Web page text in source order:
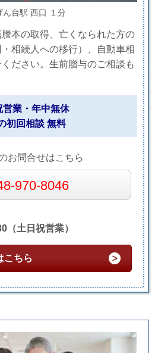
ん台駅 西口 １分
本の取得、亡くなられた方の
相続人への移行）、自動車相
ださい。生前贈与のご相談も
営業・年中無休
初回相談 無料
お問合せはこちら
970-8046
（土日祝営業）
こちら